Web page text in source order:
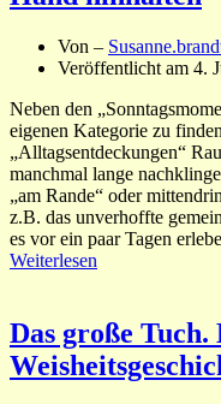
Von –
Veröffentlicht am 4.
Neben den
eigenen Kategorie zu
„Alltagsentdeckungen“
manchmal lange
„am Rande“ oder
z.B. das unverhoffte
es vor ein paar Tagen
Weiterlesen
Das große Tuch.